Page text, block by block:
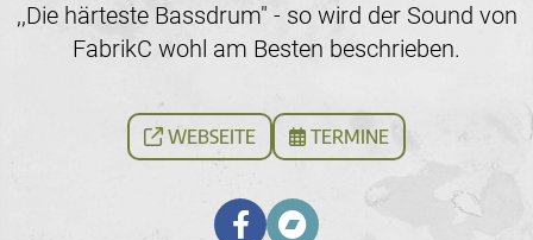
,,Die härteste Bassdrum" - so wird der Sound von
FabrikC wohl am Besten beschrieben.
WEBSEITE TERMINE